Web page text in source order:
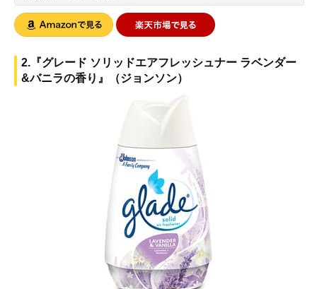
2.『グレード ソリッドエアフレッシュナー ラベンダー
&バニラの香り』（ジョンソン）